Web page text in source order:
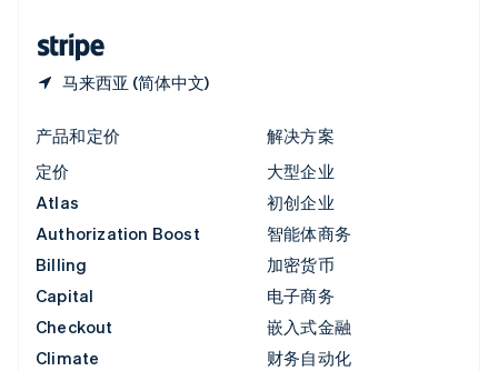
马来西亚 (简体中文)
产品和定价
定价
Atlas
Authorization Boost
Billing
Capital
Checkout
Climate
解决方案
大型企业
初创企业
智能体商务
加密货币
电子商务
嵌入式金融
财务自动化